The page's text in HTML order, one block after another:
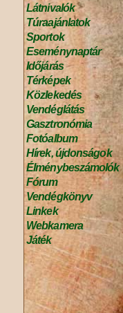
Látnivalók
Túraajánlatok
Sportok
Eseménynaptár
Időjárás
Térképek
Közlekedés
Vendéglátás
Gasztronómia
Fotóalbum
Hírek, újdonságok
Élménybeszámolók
Fórum
Vendégkönyv
Linkek
Webkamera
Játék